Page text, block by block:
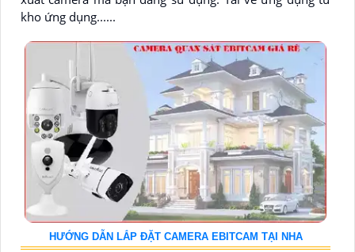
kho ứng dụng......
HƯỚNG DẪN LẮP ĐẶT CAMERA EBITCAM TẠI NHA